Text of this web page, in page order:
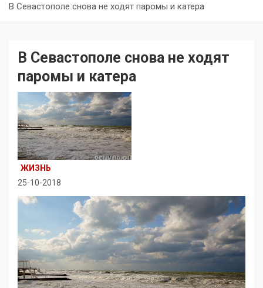
В Севастополе снова не ходят паромы и катера
В Севастополе снова не ходят
паромы и катера
ЖИЗНЬ
25-10-2018